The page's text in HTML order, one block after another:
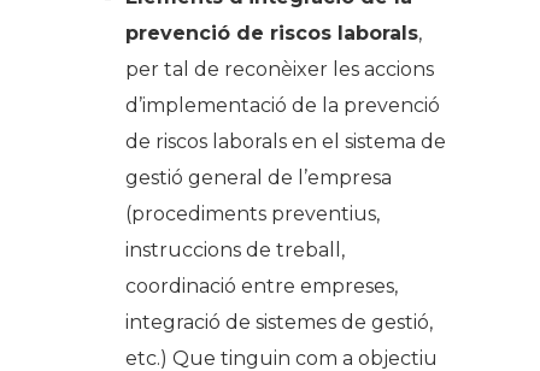
prevenció de riscos laborals,
per tal de reconèixer les accions
d’implementació de la prevenció
de riscos laborals en el sistema de
gestió general de l’empresa
(procediments preventius,
instruccions de treball,
coordinació entre empreses,
integració de sistemes de gestió,
etc.) Que tinguin com a objectiu